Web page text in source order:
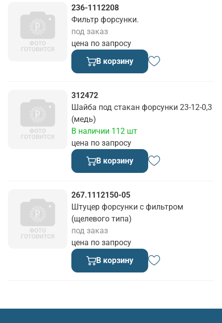
236-1112208
Фильтр форсунки.
цена по запросу
под заказ
В корзину
312472
Шайба под стакан форсунки 23-12-0,3
(медь)
цена по запросу
В наличии 112 шт
В корзину
267.1112150-05
Штуцер форсунки с фильтром
(щелевого типа)
цена по запросу
под заказ
В корзину